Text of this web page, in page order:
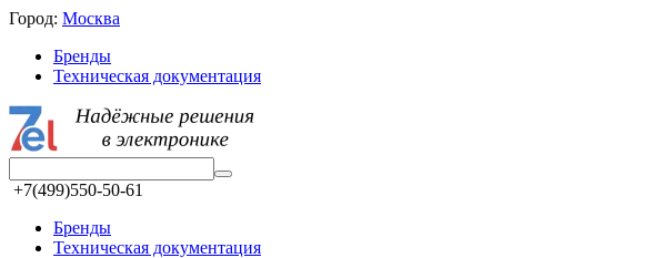
Город: Москва
Бренды
Техническая документация
+7(499)550-50-61
Бренды
Техническая документация